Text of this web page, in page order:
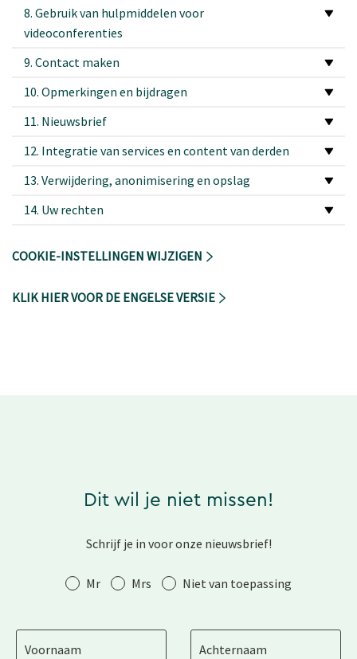
8. Gebruik van hulpmiddelen voor
videoconferenties
9. Contact maken
10. Opmerkingen en bijdragen
11. Nieuwsbrief
12. Integratie van services en content van derden
13. Verwijdering, anonimisering en opslag
14. Uw rechten
COOKIE-INSTELLINGEN WIJZIGEN
KLIK HIER VOOR DE ENGELSE VERSIE
Dit wil je niet missen!
Schrijf je in voor onze nieuwsbrief!
Aanhef Mr Mrs Niet van toepassing
Voornaam Achternaam